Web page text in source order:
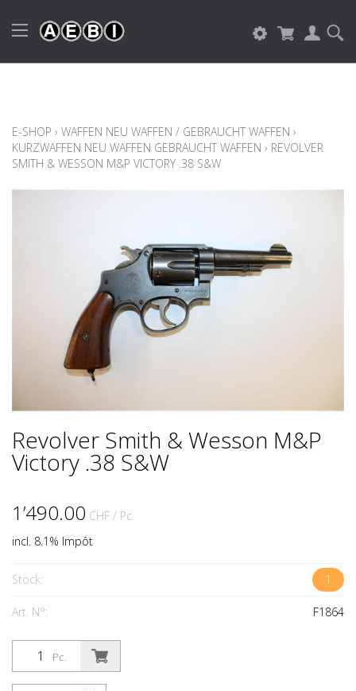
E-SHOP › WAFFEN NEU WAFFEN / GEBRAUCHT WAFFEN ›
KURZWAFFEN NEU WAFFEN GEBRAUCHT WAFFEN › REVOLVER
SMITH & WESSON M&P VICTORY .38 S&W
Revolver Smith & Wesson M&P
Victory .38 S&W
1’490.00 CHF / Pc.
incl. 8.1% Impôt
Stock: 1
Art. N°: F1864
Pc.